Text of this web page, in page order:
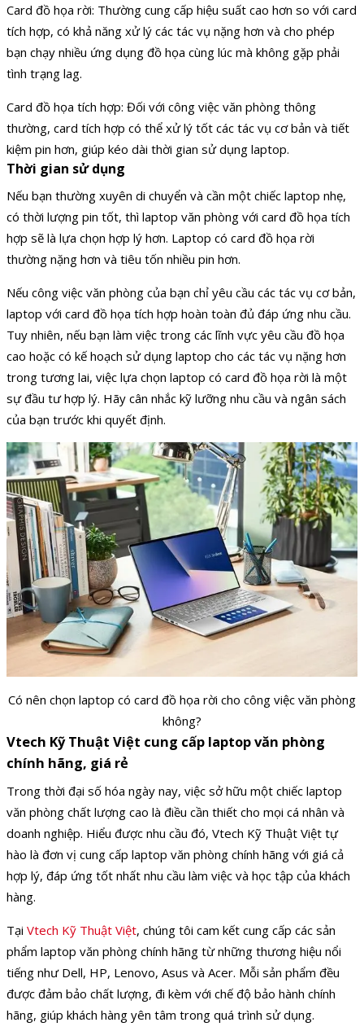
Card đồ họa rời: Thường cung cấp hiệu suất cao hơn so với card
tích hợp, có khả năng xử lý các tác vụ nặng hơn và cho phép
bạn chạy nhiều ứng dụng đồ họa cùng lúc mà không gặp phải
tình trạng lag.
Card đồ họa tích hợp: Đối với công việc văn phòng thông
thường, card tích hợp có thể xử lý tốt các tác vụ cơ bản và tiết
kiệm pin hơn, giúp kéo dài thời gian sử dụng laptop.
Thời gian sử dụng
Nếu bạn thường xuyên di chuyển và cần một chiếc laptop nhẹ,
có thời lượng pin tốt, thì laptop văn phòng với card đồ họa tích
hợp sẽ là lựa chọn hợp lý hơn. Laptop có card đồ họa rời
thường nặng hơn và tiêu tốn nhiều pin hơn.
Nếu công việc văn phòng của bạn chỉ yêu cầu các tác vụ cơ bản,
laptop với card đồ họa tích hợp hoàn toàn đủ đáp ứng nhu cầu.
Tuy nhiên, nếu bạn làm việc trong các lĩnh vực yêu cầu đồ họa
cao hoặc có kế hoạch sử dụng laptop cho các tác vụ nặng hơn
trong tương lai, việc lựa chọn laptop có card đồ họa rời là một
sự đầu tư hợp lý. Hãy cân nhắc kỹ lưỡng nhu cầu và ngân sách
của bạn trước khi quyết định.
Có nên chọn laptop có card đồ họa rời cho công việc văn phòng
không?
Vtech Kỹ Thuật Việt cung cấp laptop văn phòng
chính hãng, giá rẻ
Trong thời đại số hóa ngày nay, việc sở hữu một chiếc laptop
văn phòng chất lượng cao là điều cần thiết cho mọi cá nhân và
doanh nghiệp. Hiểu được nhu cầu đó, Vtech Kỹ Thuật Việt tự
hào là đơn vị cung cấp laptop văn phòng chính hãng với giá cả
hợp lý, đáp ứng tốt nhất nhu cầu làm việc và học tập của khách
hàng.
Tại Vtech Kỹ Thuật Việt, chúng tôi cam kết cung cấp các sản
phẩm laptop văn phòng chính hãng từ những thương hiệu nổi
tiếng như Dell, HP, Lenovo, Asus và Acer. Mỗi sản phẩm đều
được đảm bảo chất lượng, đi kèm với chế độ bảo hành chính
hãng, giúp khách hàng yên tâm trong quá trình sử dụng.